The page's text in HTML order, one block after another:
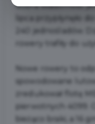
dobra wiadomość
240 jednośladów.
rowery
trafiły do
Nowe rowery to
spowodowane
zredukował flotę
pierwotnych 4099.
bieżąco braki, a 16